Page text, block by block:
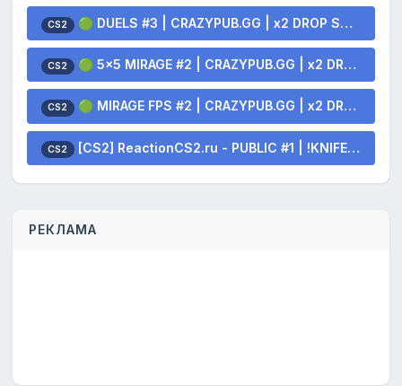
CS2 🟢 DUELS #3 | CRAZYPUB.GG | x2 DROP SKINS
CS2 🟢 5x5 MIRAGE #2 | CRAZYPUB.GG | x2 DROP SKINS
CS2 🟢 MIRAGE FPS #2 | CRAZYPUB.GG | x2 DROP SKINS
CS2 [CS2] ReactionCS2.ru - PUBLIC #1 | !KNIFE !SKINS
РЕКЛАМА